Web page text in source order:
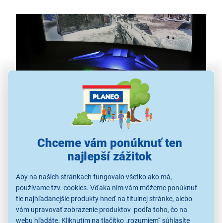
Chceme vám ponúknuť ten
najlepší zážitok
Aby na našich stránkach fungovalo všetko ako má,
používame tzv. cookies. Vďaka nim vám môžeme ponúknuť
tie najhľadanejšie produkty hneď na titulnej stránke, alebo
vám upravovať zobrazenie produktov podľa toho, čo na
webu hľadáte. Kliknutím na tlačítko „rozumiem“ súhlasíte
Deväť režimov dúhového podsvietenia
doskou a nastaviteľným podsvietením s dúhovými
farbami.
K dispozícii je celkom9 režimov podsvietenia
(vrátane vypnutia podsvietenia), ktoré môžete nastaviť